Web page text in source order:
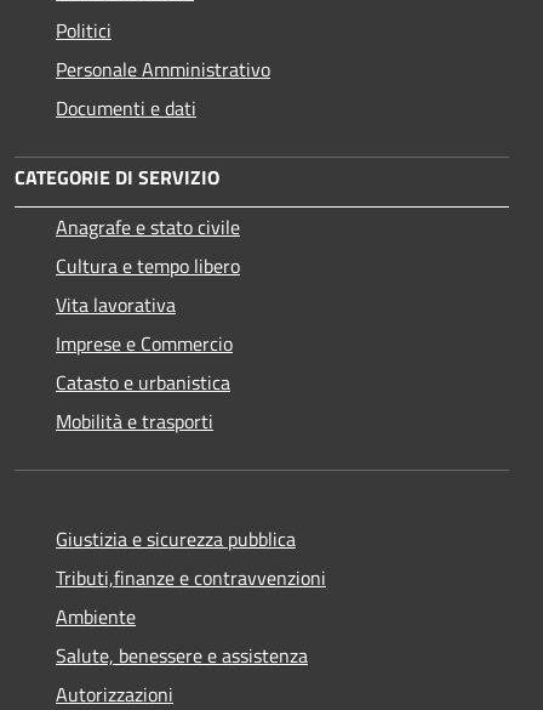
Politici
Personale Amministrativo
Documenti e dati
CATEGORIE DI SERVIZIO
Anagrafe e stato civile
Cultura e tempo libero
Vita lavorativa
Imprese e Commercio
Catasto e urbanistica
Mobilità e trasporti
Giustizia e sicurezza pubblica
Tributi,finanze e contravvenzioni
Ambiente
Salute, benessere e assistenza
Autorizzazioni